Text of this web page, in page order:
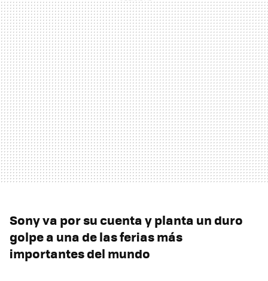
Sony va por su cuenta y planta un duro
golpe a una de las ferias más
importantes del mundo